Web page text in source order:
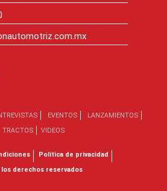
EVENTOS
LANZAMIENTOS
TRACTOS
VIDEOS
Política de privacidad
los derechos reservados